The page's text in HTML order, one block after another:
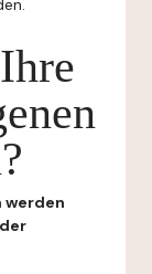
werden